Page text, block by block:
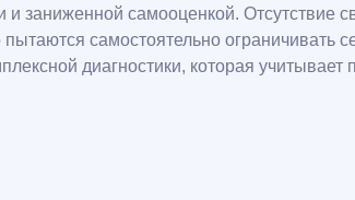
заниженной самооценкой. Отсутствие
самостоятельно ограничивать
диагностики, которая учитывает